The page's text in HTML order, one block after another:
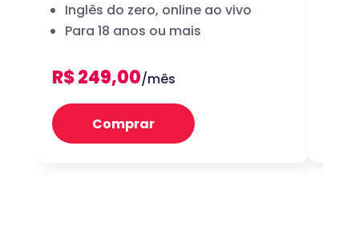
Inglês do zero, online ao vivo
Para 18 anos ou mais
R$ 249,00/mês
Comprar